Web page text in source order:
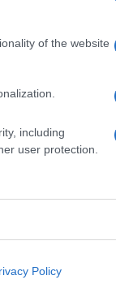
of the website
including
user protection.
Policy
nasilja ali
→
Mežica